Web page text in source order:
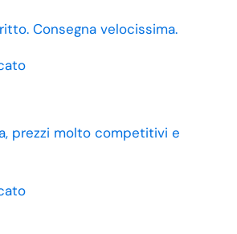
Consegna velocissima.
prezzi molto competitivi e